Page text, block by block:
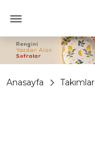
Anasayfa Takımlar